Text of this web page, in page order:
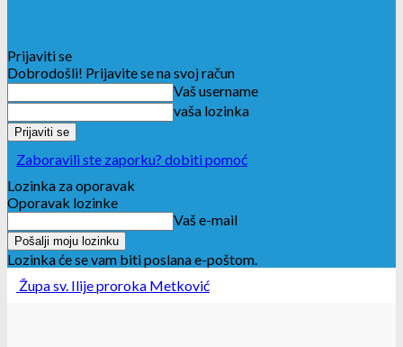
Prijaviti se
Dobrodošli! Prijavite se na svoj račun
Vaš username
vaša lozinka
Zaboravili ste zaporku? dobiti pomoć
Lozinka za oporavak
Oporavak lozinke
Vaš e-mail
Lozinka će se vam biti poslana e-poštom.
Župa sv. Ilije proroka Metković